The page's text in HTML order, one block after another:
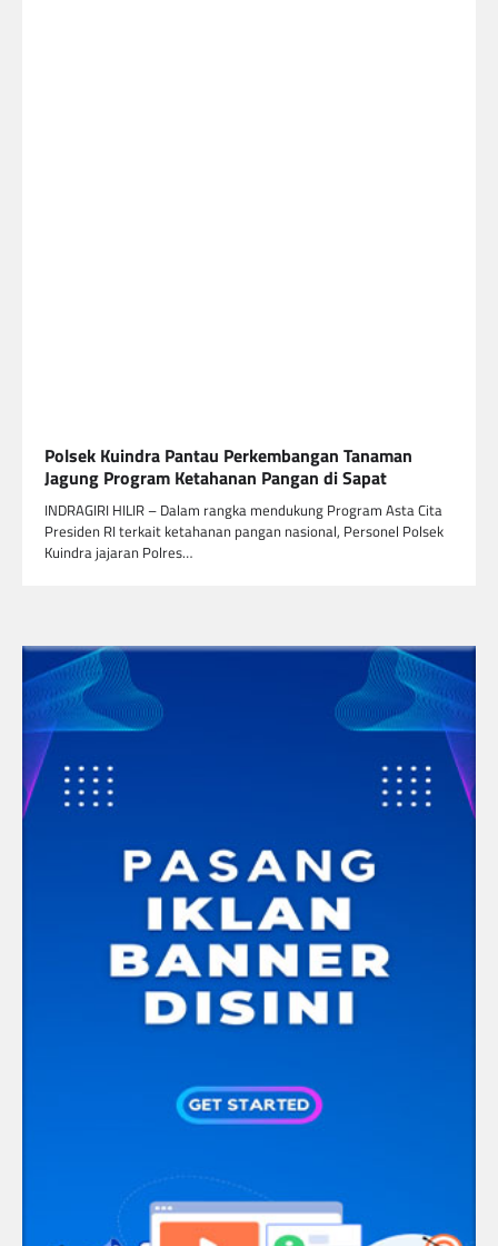
Polsek Kuindra Pantau Perkembangan Tanaman
Jagung Program Ketahanan Pangan di Sapat
INDRAGIRI HILIR – Dalam rangka mendukung Program Asta Cita
Presiden RI terkait ketahanan pangan nasional, Personel Polsek
Kuindra jajaran Polres…